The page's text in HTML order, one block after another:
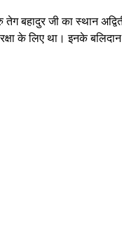
तेग बहादुर जी का स्थान
के लिए था। इनके